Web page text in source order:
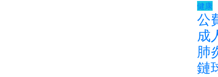
健康
公
成
肺
鏈